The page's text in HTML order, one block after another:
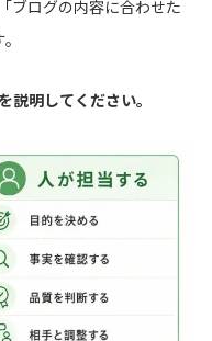
ブログの内容に合わせた
説明してください。